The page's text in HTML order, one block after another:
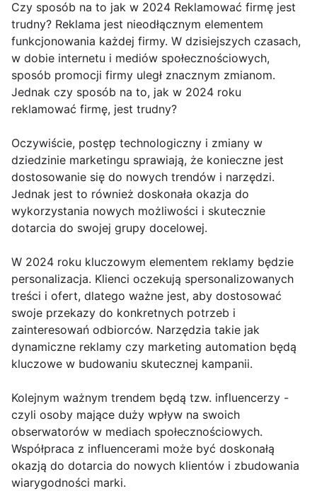
Czy sposób na to jak w 2024 Reklamować firmę jest
trudny? Reklama jest nieodłącznym elementem
funkcjonowania każdej firmy. W dzisiejszych czasach,
w dobie internetu i mediów społecznościowych,
sposób promocji firmy uległ znacznym zmianom.
Jednak czy sposób na to, jak w 2024 roku
reklamować firmę, jest trudny?
Oczywiście, postęp technologiczny i zmiany w
dziedzinie marketingu sprawiają, że konieczne jest
dostosowanie się do nowych trendów i narzędzi.
Jednak jest to również doskonała okazja do
wykorzystania nowych możliwości i skutecznie
dotarcia do swojej grupy docelowej.
W 2024 roku kluczowym elementem reklamy będzie
personalizacja. Klienci oczekują spersonalizowanych
treści i ofert, dlatego ważne jest, aby dostosować
swoje przekazy do konkretnych potrzeb i
zainteresowań odbiorców. Narzędzia takie jak
dynamiczne reklamy czy marketing automation będą
kluczowe w budowaniu skutecznej kampanii.
Kolejnym ważnym trendem będą tzw. influencerzy -
czyli osoby mające duży wpływ na swoich
obserwatorów w mediach społecznościowych.
Współpraca z influencerami może być doskonałą
okazją do dotarcia do nowych klientów i zbudowania
wiarygodności marki.